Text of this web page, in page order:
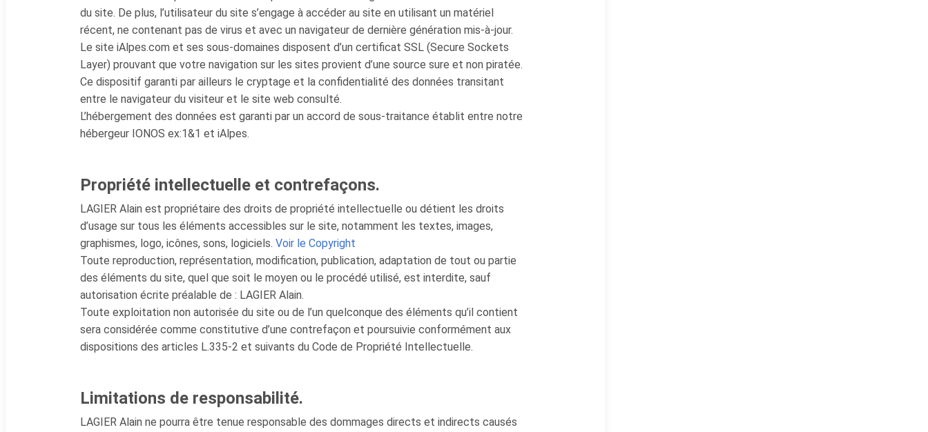
du site. De plus, l’utilisateur du site s’engage à accéder au site en utilisant un matériel
récent, ne contenant pas de virus et avec un navigateur de dernière génération mis-à-jour.
Le site iAlpes.com et ses sous-domaines disposent d’un certificat SSL (Secure Sockets
Layer) prouvant que votre navigation sur les sites provient d’une source sure et non piratée.
Ce dispositif garanti par ailleurs le cryptage et la confidentialité des données transitant
entre le navigateur du visiteur et le site web consulté.
L’hébergement des données est garanti par un accord de sous-traitance établit entre notre
hébergeur IONOS ex:1&1 et iAlpes.
Propriété intellectuelle et contrefaçons.
LAGIER Alain est propriétaire des droits de propriété intellectuelle ou détient les droits
d’usage sur tous les éléments accessibles sur le site, notamment les textes, images,
graphismes, logo, icônes, sons, logiciels. Voir le Copyright
Toute reproduction, représentation, modification, publication, adaptation de tout ou partie
des éléments du site, quel que soit le moyen ou le procédé utilisé, est interdite, sauf
autorisation écrite préalable de : LAGIER Alain.
Toute exploitation non autorisée du site ou de l’un quelconque des éléments qu’il contient
sera considérée comme constitutive d’une contrefaçon et poursuivie conformément aux
dispositions des articles L.335-2 et suivants du Code de Propriété Intellectuelle.
Limitations de responsabilité.
LAGIER Alain ne pourra être tenue responsable des dommages directs et indirects causés